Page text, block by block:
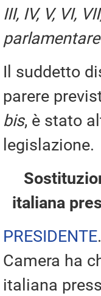
III, IV, V, VI,
Il suddetto
parere
bis, è stato
legislazione.
italiana
PRESIDENTE
Camera ha
italiana